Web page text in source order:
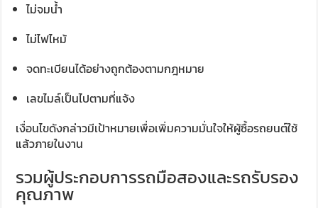
ไม่จมน้ำ
ไม่ไฟไหม้
จดทะเบียนได้อย่างถูกต้องตามกฎหมาย
เลขไมล์เป็นไปตามที่แจ้ง
เงื่อนไขดังกล่าวมีเป้าหมายเพื่อเพิ่มความมั่นใจให้ผู้ซื้อรถยนต์ใช้
แล้วภายในงาน
รวมผู้ประกอบการรถมือสองและรถรับรอง
คุณภาพ